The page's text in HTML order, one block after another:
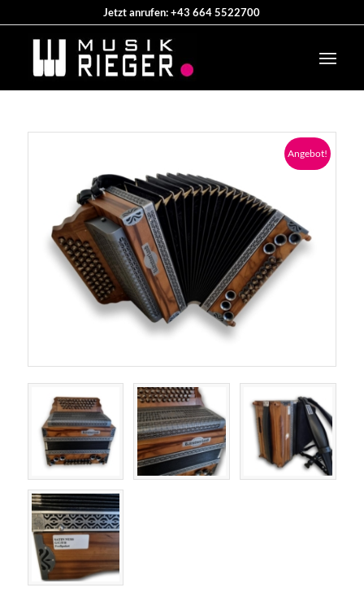
Jetzt anrufen: +43 664 5522700
Angebot!